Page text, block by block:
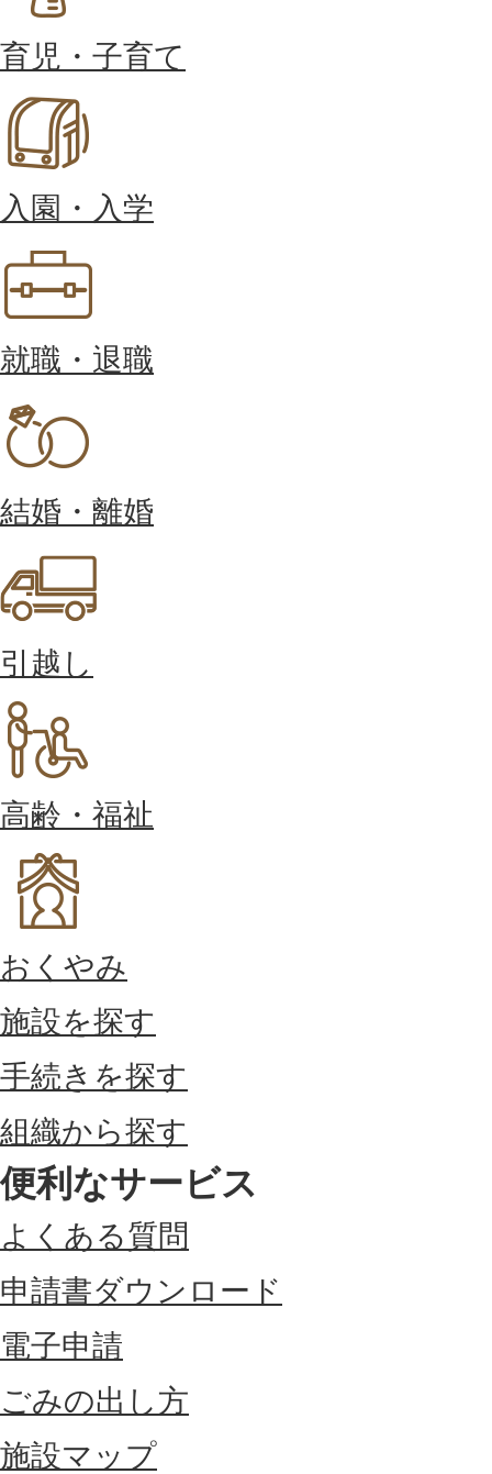
育児・子育て
入園・入学
就職・退職
結婚・離婚
引越し
高齢・福祉
おくやみ
施設を探す
手続きを探す
組織から探す
便利なサービス
よくある質問
申請書ダウンロード
電子申請
ごみの出し方
施設マップ